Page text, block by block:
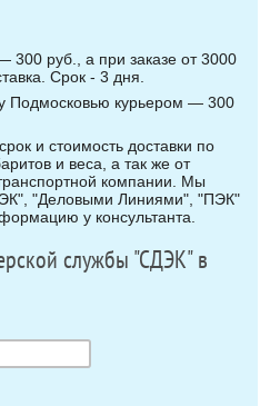
300 руб., а при заказе от 3000
Срок - 3 дня.
Подмосковью курьером — 300
и стоимость доставки по
и веса, а так же от
компании. Мы
"Деловыми Линиями", "ПЭК"
у консультанта.
службы "СДЭК" в